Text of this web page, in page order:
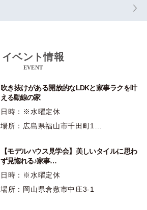
イベント情報
EVENT
吹き抜けがある開放的なLDKと家事ラクを叶
える動線の家
日時：※水曜定休
場所：広島県福山市千田町1…
【モデルハウス見学会】美しいタイルに思わ
ず見惚れる♪家事…
日時：※水曜定休
場所：岡山県倉敷市中庄3-1